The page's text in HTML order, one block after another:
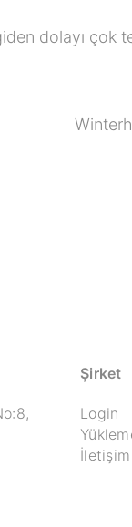
dolayı çok
Şirket
Login
İletişim